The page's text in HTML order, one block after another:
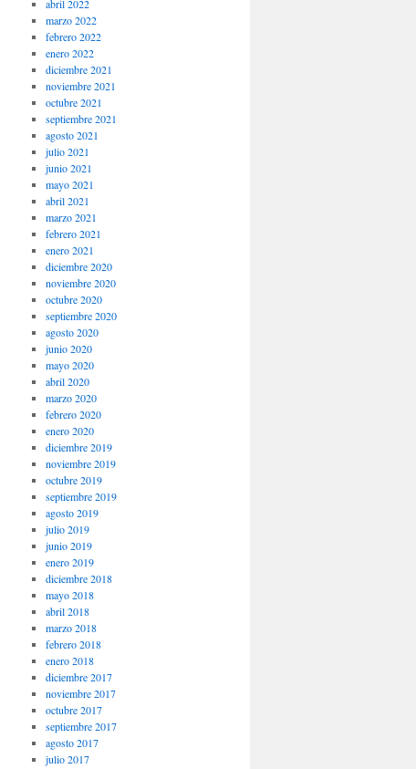
abril 2022
marzo 2022
febrero 2022
enero 2022
diciembre 2021
noviembre 2021
octubre 2021
septiembre 2021
agosto 2021
julio 2021
junio 2021
mayo 2021
abril 2021
marzo 2021
febrero 2021
enero 2021
diciembre 2020
noviembre 2020
octubre 2020
septiembre 2020
agosto 2020
junio 2020
mayo 2020
abril 2020
marzo 2020
febrero 2020
enero 2020
diciembre 2019
noviembre 2019
octubre 2019
septiembre 2019
agosto 2019
julio 2019
junio 2019
enero 2019
diciembre 2018
mayo 2018
abril 2018
marzo 2018
febrero 2018
enero 2018
diciembre 2017
noviembre 2017
octubre 2017
septiembre 2017
agosto 2017
julio 2017